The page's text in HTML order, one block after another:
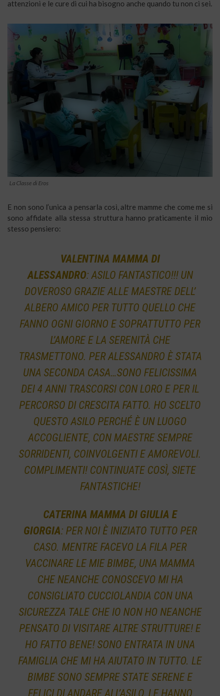
attenzioni e le cure di cui ha bisogno anche quando tu non ci sei.
La Classe di Eros
E non sono l’unica a pensarla così, altre mamme che come me si
sono affidate alla stessa struttura hanno praticamente il mio
stesso pensiero:
VALENTINA MAMMA DI
ALESSANDRO: ASILO FANTASTICO!!! UN
DOVEROSO GRAZIE ALLE MAESTRE DELL’
ALBERO AMICO PER TUTTO QUELLO CHE
FANNO OGNI GIORNO E SOPRATTUTTO PER
L’AMORE E LA SERENITÀ CHE
TRASMETTONO. PER ALESSANDRO È STATA
UNA SECONDA CASA…SONO FELICISSIMA
DEI 4 ANNI TRASCORSI CON LORO E PER IL
PERCORSO DI CRESCITA FATTO. HO SCELTO
QUESTO ASILO PERCHÉ È UN LUOGO
ACCOGLIENTE, CON MAESTRE SEMPRE
SORRIDENTI, COINVOLGENTI E AMOREVOLI.
COMPLIMENTI! CONTINUATE COSÌ, SIETE
FANTASTICHE!
CATERINA MAMMA DI GIULIA E
GIORGIA: PER NOI È INIZIATO TUTTO PER
CASO. MENTRE FACEVO LA FILA PER
VACCINARE LE MIE BIMBE, UNA MAMMA
CHE NEANCHE CONOSCEVO MI HA
CONSIGLIATO CUCCIOLANDIA CON UNA
SICUREZZA TALE CHE IO NON HO NEANCHE
PENSATO DI VISITARE ALTRE STRUTTURE! E
HO FATTO BENE! SONO ENTRATA IN UNA
FAMIGLIA CHE MI HA AIUTATO IN TUTTO. LE
BIMBE SONO SEMPRE STATE SERENE E
FELICI DI ANDARE ALL’ASILO, LE HANNO